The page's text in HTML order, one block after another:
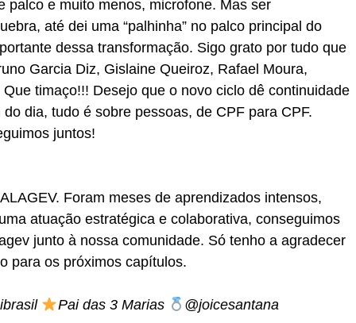
e muito menos, microfone. Mas ser
até dei uma “palhinha” no palco principal do
dessa transformação. Sigo grato por tudo que
Garcia Diz, Gislaine Queiroz, Rafael Moura,
timaço!!! Desejo que o novo ciclo dê continuidade
dia, tudo é sobre pessoas, de CPF para CPF.
juntos!
Foram meses de aprendizados intensos,
atuação estratégica e colaborativa, conseguimos
junto à nossa comunidade. Só tenho a agradecer
para os próximos capítulos.
Pai das 3 Marias @joicesantana